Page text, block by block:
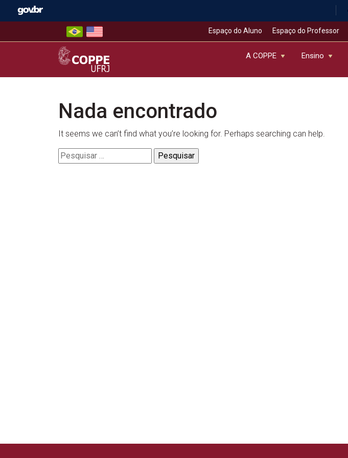
Espaço do Aluno Espaço do Professor
COPPE – UFRJ
A COPPE Ensino
Nada encontrado
It seems we can’t find what you’re looking for. Perhaps searching can help.
Pesquisar
por: